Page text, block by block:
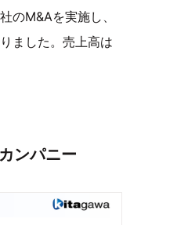
のM&Aを実施し、
ました。売上高は
ンパニー